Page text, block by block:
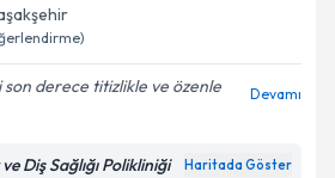
derece titizlikle ve özenle
Devamı
Diş Sağlığı Polikliniği Haritada Göster